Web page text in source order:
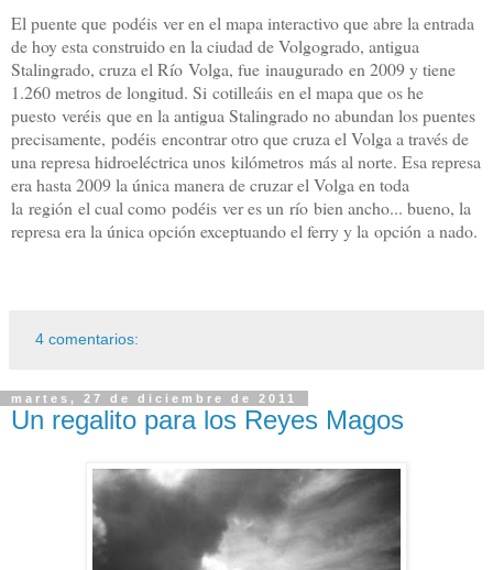
El puente que podéis ver en el mapa interactivo que abre la entrada
de hoy esta construido en la ciudad de Volgogrado, antigua
Stalingrado, cruza el Río Volga, fue inaugurado en 2009 y tiene
1.260 metros de longitud. Si cotilleáis en el mapa que os he
puesto veréis que en la antigua Stalingrado no abundan los puentes
precisamente, podéis encontrar otro que cruza el Volga a través de
una represa hidroeléctrica unos kilómetros más al norte. Esa represa
era hasta 2009 la única manera de cruzar el Volga en toda
la región el cual como podéis ver es un río bien ancho... bueno, la
represa era la única opción exceptuando el ferry y la opción a nado.
4 comentarios:
martes, 27 de diciembre de 2011
Un regalito para los Reyes Magos